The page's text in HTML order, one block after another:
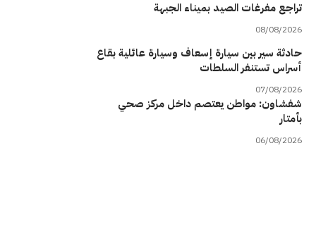
تراجع مفرغات الصيد بميناء الجبهة
08/08/2026
حادثة سير بين سيارة إسعاف وسيارة عائلية بقاع
أسراس تستنفر السلطات
07/08/2026
شفشاون: مواطن يعتصم داخل مركز صحي
بأمتار
06/08/2026